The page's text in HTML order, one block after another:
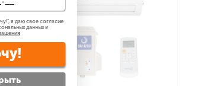
", я даю свое согласие
данных и